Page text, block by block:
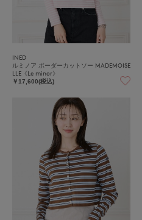
INED
ルミノア ボーダーカットソー MADEMOISE
LLE《Le minor》
￥17,600(税込)